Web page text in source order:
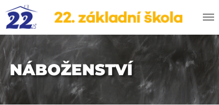
NÁBOŽENSTVÍ